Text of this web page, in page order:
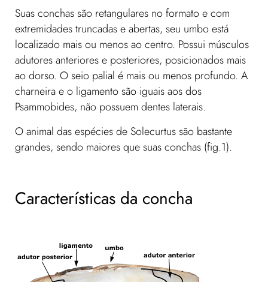
Suas conchas são retangulares no formato e com
extremidades truncadas e abertas, seu umbo está
localizado mais ou menos ao centro. Possui músculos
adutores anteriores e posteriores, posicionados mais
ao dorso. O seio palial é mais ou menos profundo. A
charneira e o ligamento são iguais aos dos
Psammobides, não possuem dentes laterais.
O animal das espécies de Solecurtus são bastante
grandes, sendo maiores que suas conchas (fig.1).
Características da concha